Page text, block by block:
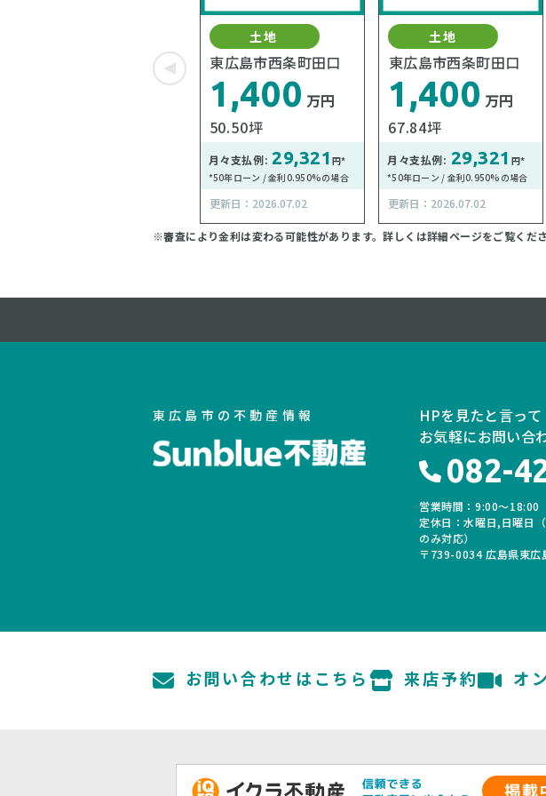
土地
東広島市西条町田口
1,400 万円
50.50坪
月々支払例: 29,321円*
*50年ローン / 金利0.950%の場合
更新日：2026.07.02
土地
東広島市西条町田口
1,400 万円
67.84坪
月々支払例: 29,321 円*
*50年ローン / 金利0.950%の場合
更新日：2026.07.02
※審査により金利は変わる可能性があります。詳しくは詳細ページをご覧くださ
東広島市の不動産情報
HPを見たと言って
お気軽にお問い合
082-
営業時間：9:00〜18:00
定休日：水曜日,日曜日
のみ対応）
〒739-0034広島県東広
お問い合わせはこちら 来店予約 オ